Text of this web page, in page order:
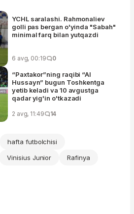
YCHL saralashi. Rahmonaliev
golli pas bergan o'yinda "Sabah"
minimal farq bilan yutqazdi
6 avg, 00:19 0
“Paxtakor”ning raqibi “Al
Hussayn” bugun Toshkentga
yetib keladi va 10 avgustga
qadar yig'in o'tkazadi
2 avg, 11:49 14
hafta futbolchisi
Vinisius Junior
Rafinya